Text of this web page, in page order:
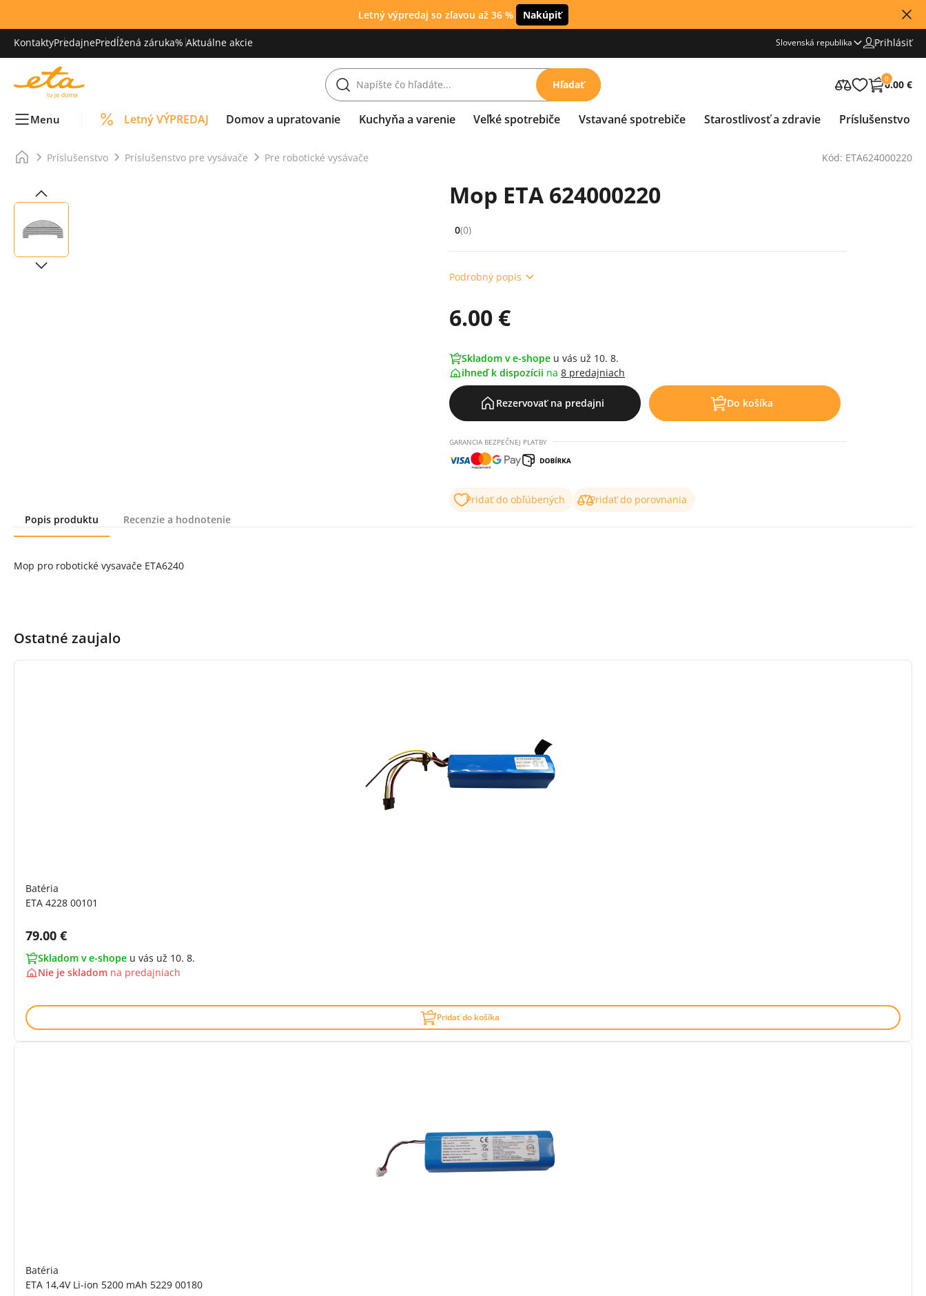
Letný výpredaj so zľavou až 36 % Nakúpiť
KontaktyPredajnePredĺžená záruka% Aktuálne akcie Slovenská republika Prihlásiť
Hľadať 0
0.00 €
Menu Letný VÝPREDAJ Domov a upratovanie Kuchyňa a varenie Veľké spotrebiče Vstavané spotrebiče Starostlivosť a zdravie Príslušenstvo
Príslušenstvo Príslušenstvo pre vysávače Pre robotické vysávače Kód: ETA624000220
Mop ETA 624000220
Hodnocení: 0 z 5 (0 recenzí)
0(0)
Podrobný popis
6.00 €
Skladom v e-shope u vás už 10. 8.
ihneď k dispozícii na 8 predajniach
Rezervovať na predajni Do košíka
GARANCIA BEZPEČNEJ PLATBY
Pridať do obľúbených
Pridať do porovnania
Popis produktu
Recenzie a hodnotenie
Mop pro robotické vysavače ETA6240
Ostatné zaujalo
Batéria
ETA 4228 00101
Cena s DPH:
79.00 €
Skladom v e-shope u vás už 10. 8.
Nie je skladom na predajniach
Pridať do košíka
Batéria
ETA 14,4V Li-ion 5200 mAh 5229 00180